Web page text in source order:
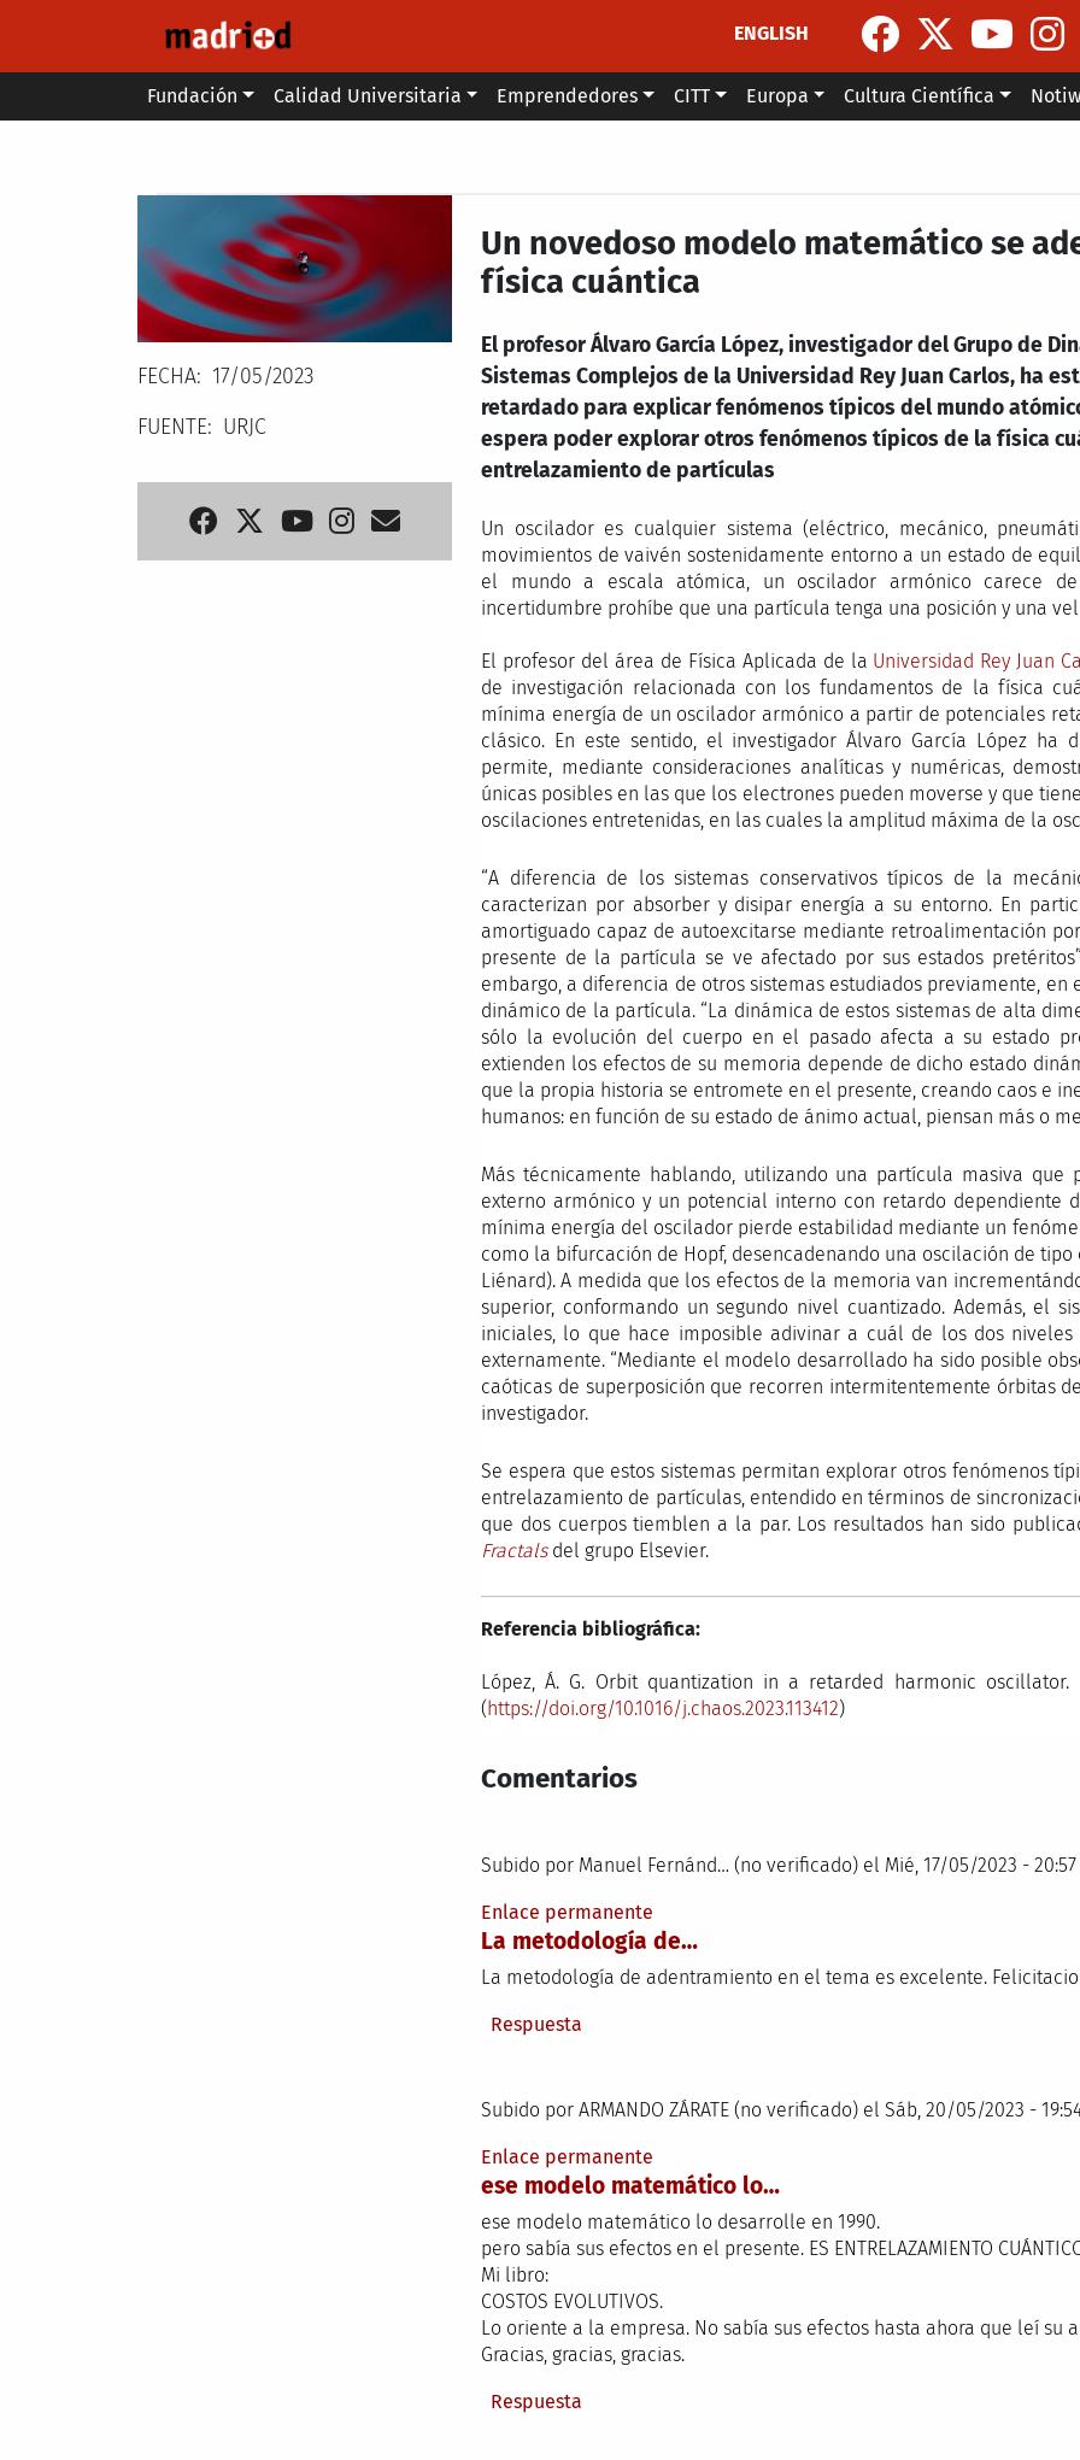
ENGLISH
Main menu
Fundación Calidad Universitaria Emprendedores CITT Europa Cultura Científica
FECHA
17/05/2023
FUENTE
URJC
Un novedoso modelo matemático se
física cuántica
El profesor Álvaro García López, investigador del Grupo de
Sistemas Complejos de la Universidad Rey Juan Carlos, ha
retardado para explicar fenómenos típicos del mundo
espera poder explorar otros fenómenos típicos de la física
entrelazamiento de partículas
Un oscilador es cualquier sistema (eléctrico, mecánico,
movimientos de vaivén sostenidamente entorno a un estado de
el mundo a escala atómica, un oscilador armónico carece
incertidumbre prohíbe que una partícula tenga una posición y una
El profesor del área de Física Aplicada de la Universidad Rey Juan
de investigación relacionada con los fundamentos de la física
mínima energía de un oscilador armónico a partir de potenciales
clásico. En este sentido, el investigador Álvaro García López ha
permite, mediante consideraciones analíticas y numéricas,
únicas posibles en las que los electrones pueden moverse y que
oscilaciones entretenidas, en las cuales la amplitud máxima de la
“A diferencia de los sistemas conservativos típicos de la
caracterizan por absorber y disipar energía a su entorno. En
amortiguado capaz de autoexcitarse mediante retroalimentación
presente de la partícula se ve afectado por sus estados
embargo, a diferencia de otros sistemas estudiados previamente,
dinámico de la partícula. “La dinámica de estos sistemas de alta
sólo la evolución del cuerpo en el pasado afecta a su estado
extienden los efectos de su memoria depende de dicho estado
que la propia historia se entromete en el presente, creando caos e
humanos: en función de su estado de ánimo actual, piensan más o
Más técnicamente hablando, utilizando una partícula masiva
externo armónico y un potencial interno con retardo dependiente
mínima energía del oscilador pierde estabilidad mediante un
como la bifurcación de Hopf, desencadenando una oscilación de
Liénard). A medida que los efectos de la memoria van
superior, conformando un segundo nivel cuantizado. Además, el
iniciales, lo que hace imposible adivinar a cuál de los dos
externamente. “Mediante el modelo desarrollado ha sido posible
caóticas de superposición que recorren intermitentemente órbitas
investigador.
Se espera que estos sistemas permitan explorar otros fenómenos
entrelazamiento de partículas, entendido en términos de
que dos cuerpos tiemblen a la par. Los resultados han sido
Fractals del grupo Elsevier.
Referencia bibliográfica:
López, Á. G. Orbit quantization in a retarded harmonic oscillator.
(https://doi.org/10.1016/j.chaos.2023.113412)
Comentarios
Subido por Manuel Fernánd… (no verificado) el Mié, 17/05/2023 - 20:57
Enlace permanente
La metodología de…
La metodología de adentramiento en el tema es excelente.
Respuesta
Subido por ARMANDO ZÁRATE (no verificado) el Sáb, 20/05/2023 -
Enlace permanente
ese modelo matemático lo…
ese modelo matemático lo desarrolle en 1990.
pero sabía sus efectos en el presente. ES ENTRELAZAMIENTO
Mi libro:
COSTOS EVOLUTIVOS.
Lo oriente a la empresa. No sabía sus efectos hasta ahora que leí su
Gracias, gracias, gracias.
Respuesta